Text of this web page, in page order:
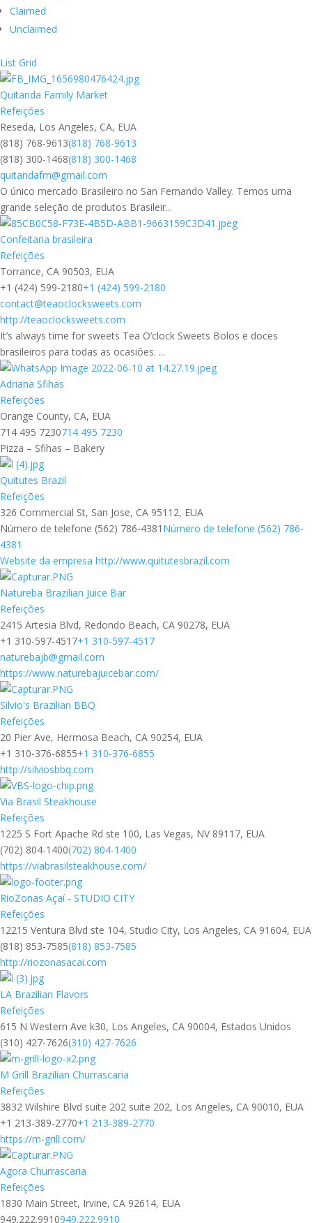
Claimed
Unclaimed
List Grid
Quitanda Family Market
Refeições
Reseda, Los Angeles, CA, EUA
(818) 768-9613(818) 768-9613
(818) 300-1468(818) 300-1468
quitandafm@gmail.com
O único mercado Brasileiro no San Fernando Valley. Temos uma
grande seleção de produtos Brasileir...
Confeitaria brasileira
Refeições
Torrance, CA 90503, EUA
+1 (424) 599-2180+1 (424) 599-2180
contact@teaoclocksweets.com
http://teaoclocksweets.com
It’s always time for sweets Tea O’clock Sweets Bolos e doces
brasileiros para todas as ocasiões. ...
Adriana Sfihas
Refeições
Orange County, CA, EUA
714 495 7230714 495 7230
Pizza – Sfihas – Bakery
Quitutes Brazil
Refeições
326 Commercial St, San Jose, CA 95112, EUA
Número de telefone (562) 786-4381 Número de telefone (562) 786-
4381
Website da empresa http://www.quitutesbrazil.com
Natureba Brazilian Juice Bar
Refeições
2415 Artesia Blvd, Redondo Beach, CA 90278, EUA
+1 310-597-4517+1 310-597-4517
naturebajb@gmail.com
https://www.naturebajuicebar.com/
Silvio's Brazilian BBQ
Refeições
20 Pier Ave, Hermosa Beach, CA 90254, EUA
+1 310-376-6855+1 310-376-6855
http://silviosbbq.com
Via Brasil Steakhouse
Refeições
1225 S Fort Apache Rd ste 100, Las Vegas, NV 89117, EUA
(702) 804-1400(702) 804-1400
https://viabrasilsteakhouse.com/
RioZonas Açaí - STUDIO CITY
Refeições
12215 Ventura Blvd ste 104, Studio City, Los Angeles, CA 91604, EUA
(818) 853-7585(818) 853-7585
http://riozonasacai.com
LA Brazilian Flavors
Refeições
615 N Western Ave k30, Los Angeles, CA 90004, Estados Unidos
(310) 427-7626(310) 427-7626
M Grill Brazilian Churrascaria
Refeições
3832 Wilshire Blvd suite 202 suite 202, Los Angeles, CA 90010, EUA
+1 213-389-2770+1 213-389-2770
https://m-grill.com/
Agora Churrascaria
Refeições
1830 Main Street, Irvine, CA 92614, EUA
949.222.9910949.222.9910